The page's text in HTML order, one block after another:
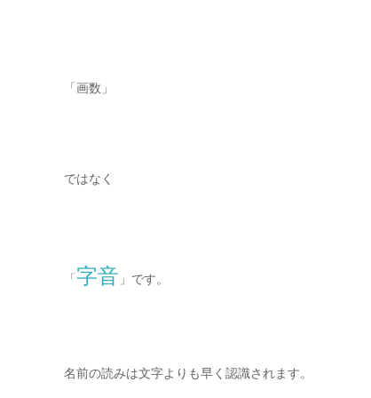
「画数」
ではなく
「字音 」です。
名前の読みは文字よりも早く認識されます。